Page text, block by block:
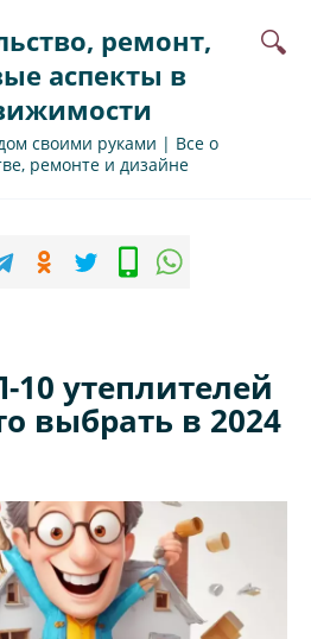
ремонт,
аспекты в
своими руками | Все о
ремонте и дизайне
10 утеплителей
выбрать в 2024